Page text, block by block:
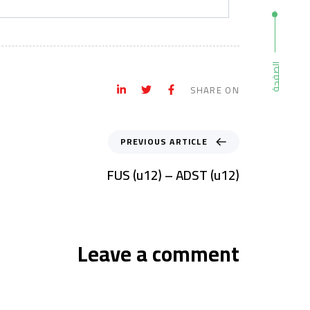
الصفحة SHARE ON
PREVIOUS ARTICLE
FUS (u12) – ADST (u12)
Leave a comment